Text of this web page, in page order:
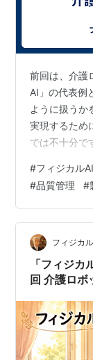
前回は、介護
AI」の代表例
ように扱うか
実現するため
では不十分で
す。 介護ロ
計・製造・使
ロボットの行
の変化までを
す。 従来の品
証体系は、
#フィジカルAI
#品質管理 #
フィジカ
「フィジ
回 介護ロボ